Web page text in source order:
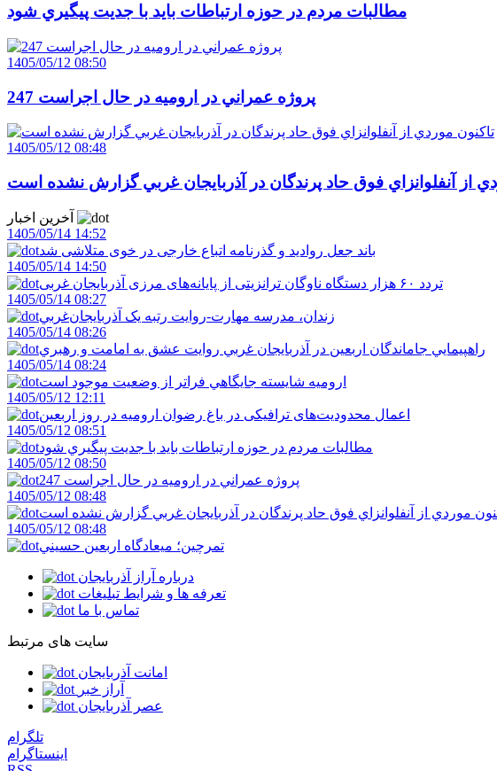
مطالبات مردم در حوزه ارتباطات بايد با جديت پيگيري شود
1405/05/12 08:50
247 پروژه عمراني در اروميه در حال اجراست
1405/05/12 08:48
از آنفلوانزاي فوق حاد پرندگان در آذربايجان غربي گزارش نشده است
1405/05/14 14:52
باند جعل روادید و گذرنامه اتباع خارجی در خوی متلاشی شد
1405/05/14 14:50
تردد ۶۰ هزار دستگاه ناوگان ترانزیتی از پایانه‌های مرزی آذربایجان ‌غربی
1405/05/14 08:27
زندان، مدرسه مهارت-روايت رتبه يک آذربايجان‌غربي
1405/05/14 08:26
راهپيمايي جاماندگان اربعين در آذربايجان غربي روايت عشق به امامت و رهبري
1405/05/14 08:24
اروميه شايسته جايگاهي فراتر از وضعيت موجود است
1405/05/12 12:11
اعمال محدودیت‌های ترافیکی در باغ رضوان ارومیه در روز اربعین
1405/05/12 08:51
مطالبات مردم در حوزه ارتباطات بايد با جديت پيگيري شود
1405/05/12 08:50
247 پروژه عمراني در اروميه در حال اجراست
1405/05/12 08:48
موردي از آنفلوانزاي فوق حاد پرندگان در آذربايجان غربي گزارش نشده است
1405/05/12 08:48
تمرچين؛ ميعادگاه اربعين حسيني
درباره آراز آذربایجان
تعرفه ها و شرایط تبلیغات
تماس با ما
سایت های مرتبط
امانت آذربایجان
آراز خبر
عصر آذربایجان
تلگرام
اینستاگرام